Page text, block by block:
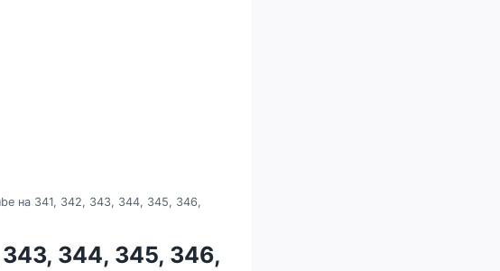
на 341, 342, 343, 344, 345, 346,
344, 345, 346,